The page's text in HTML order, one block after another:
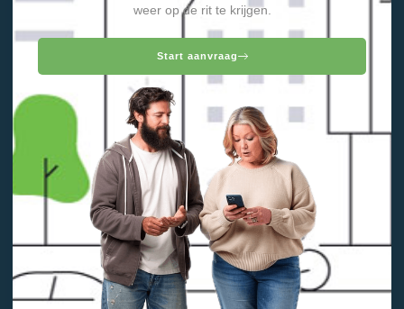
weer op de rit te krijgen.
Start aanvraag